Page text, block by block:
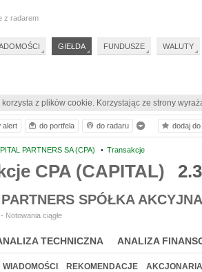
korzysta z plików cookie. Korzystając ze strony
PARTNERS SA (CPA) • Transakcje
CPA (CAPITAL)
SPÓŁKA AKCYJNA
Notowania ciągłe
TECHNICZNA ANALIZA
WIADOMOŚCI REKOMENDACJE
alert do portfela do radaru dodaj
z radarem
GIEŁDA FUNDUSZE WALUTY